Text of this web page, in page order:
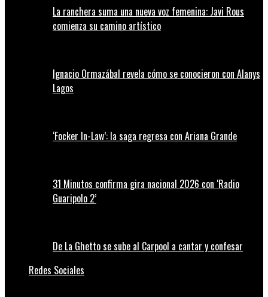
La ranchera suma una nueva voz femenina: Javi Rous
comienza su camino artístico
Ignacio Ormazábal revela cómo se conocieron con Alanys
Lagos
‘Focker In-Law’: la saga regresa con Ariana Grande
31 Minutos confirma gira nacional 2026 con ‘Radio
Guaripolo 2’
De La Ghetto se sube al Carpool a cantar y confesar
Redes Sociales